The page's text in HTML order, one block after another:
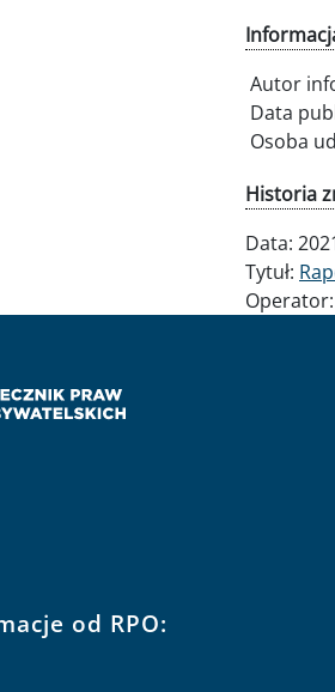
Autor
Data
Osoba
Historia
Data:
Tytuł:
Operator:
od RPO: